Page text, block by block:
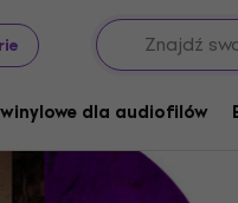
winylowe dla audiofilów